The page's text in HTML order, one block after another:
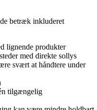
betræk inkluderet
lignende produkter
med direkte sollys
svært at håndtere under
tilgængelig